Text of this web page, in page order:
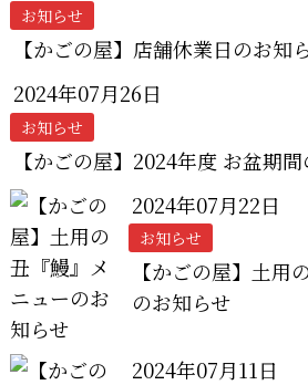
お知らせ
【かごの屋】店舗休業日のお知
2024年07月26日
お知らせ
【かごの屋】2024年度 お盆期
2024年07月22日
お知らせ
【かごの屋】土用
のお知らせ
2024年07月11日